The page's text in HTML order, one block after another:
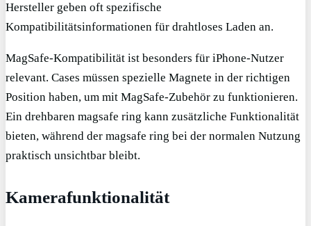
Hersteller geben oft spezifische
Kompatibilitätsinformationen für drahtloses Laden an.
MagSafe-Kompatibilität ist besonders für iPhone-Nutzer
relevant. Cases müssen spezielle Magnete in der richtigen
Position haben, um mit MagSafe-Zubehör zu funktionieren.
Ein drehbaren magsafe ring kann zusätzliche Funktionalität
bieten, während der magsafe ring bei der normalen Nutzung
praktisch unsichtbar bleibt.
Kamerafunktionalität